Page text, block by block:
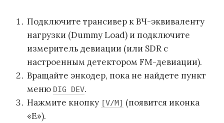
Подключите трансивер к ВЧ-эквиваленту
нагрузки (Dummy Load) и подключите
измеритель девиации (или SDR с
настроенным детектором FM-девиации).
Вращайте энкодер, пока не найдете пункт
меню DIG DEV.
Нажмите кнопку [V/M] (появится иконка
«E»).